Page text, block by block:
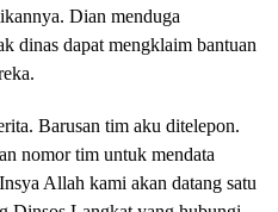
Dian menduga
dinas dapat mengklaim bantuan
Barusan tim aku ditelepon.
nomor tim untuk mendata
Allah kami akan datang satu